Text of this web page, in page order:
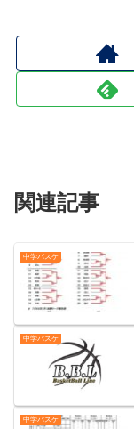
関連記事
中学バスケ
中学バスケ
中学バスケ